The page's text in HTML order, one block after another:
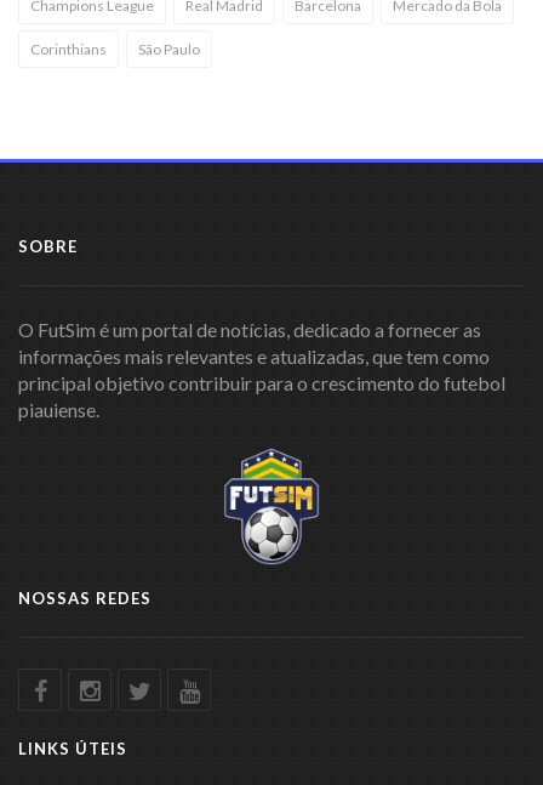
Champions League Real Madrid Barcelona Mercado da Bola
Corinthians São Paulo
SOBRE
O FutSim é um portal de notícias, dedicado a fornecer as
informações mais relevantes e atualizadas, que tem como
principal objetivo contribuir para o crescimento do futebol
piauiense.
NOSSAS REDES
LINKS ÚTEIS